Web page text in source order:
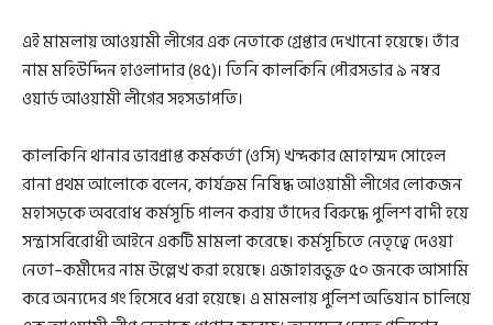
এই মামলায় আওয়ামী লীগের এক নেতাকে গ্রেপ্তার দেখানো হয়েছে। তাঁর
নাম মহিউদ্দিন হাওলাদার (৪৫)। তিনি কালকিনি পৌরসভার ৯ নম্বর
ওয়ার্ড আওয়ামী লীগের সহসভাপতি।
কালকিনি থানার ভারপ্রাপ্ত কর্মকর্তা (ওসি) খন্দকার মোহাম্মদ সোহেল
রানা প্রথম আলোকে বলেন, কার্যক্রম নিষিদ্ধ আওয়ামী লীগের লোকজন
মহাসড়কে অবরোধ কর্মসূচি পালন করায় তাঁদের বিরুদ্ধে পুলিশ বাদী হয়ে
সন্ত্রাসবিরোধী আইনে একটি মামলা করেছে। কর্মসূচিতে নেতৃত্বে দেওয়া
নেতা–কর্মীদের নাম উল্লেখ করা হয়েছে। এজাহারভুক্ত ৫০ জনকে আসামি
করে অন্যদের গং হিসেবে ধরা হয়েছে। এ মামলায় পুলিশ অভিযান চালিয়ে